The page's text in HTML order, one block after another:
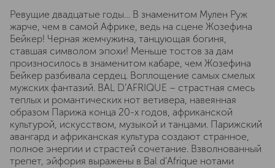
Ревущие двадцатые годы… В знаменитом Мулен Руж
жарче, чем в самой Африке, ведь на сцене Жозефина
Бейкер! Черная жемчужина, танцующая богиня,
ставшая символом эпохи! Меньше тостов за дам
произносилось в знаменитом кабаре, чем Жозефина
Бейкер разбивала сердец. Воплощение самых смелых
мужских фантазий. BAL D’AFRIQUE – страстная смесь
теплых и романтических нот ветивера, навеянная
образом Парижа конца 20-х годов, африканской
культурой, искусством, музыкой и танцами. Парижский
авангард и африканская культура создают странное,
полное энергии и страстей сочетание. Взволнованный
трепет, эйфория выражены в Bal d’Afrique нотами